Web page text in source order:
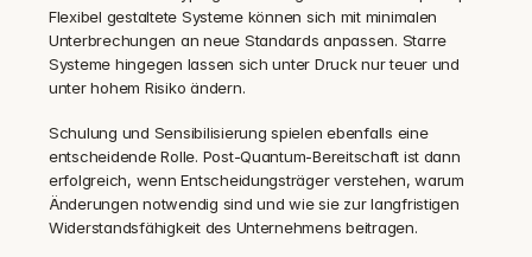
Flexibel gestaltete Systeme können sich mit minimalen
Unterbrechungen an neue Standards anpassen. Starre
Systeme hingegen lassen sich unter Druck nur teuer und
unter hohem Risiko ändern.
Schulung und Sensibilisierung spielen ebenfalls eine
entscheidende Rolle. Post-Quantum-Bereitschaft ist dann
erfolgreich, wenn Entscheidungsträger verstehen, warum
Änderungen notwendig sind und wie sie zur langfristigen
Widerstandsfähigkeit des Unternehmens beitragen.